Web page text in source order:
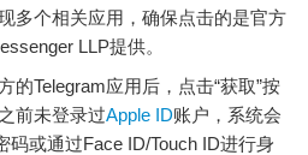
多个相关应用，确保点击的是官方
LLP提供。
的Telegram应用后，点击“获取”按
前未登录过Apple ID账户，系统会
码或通过Face ID/Touch ID进行身